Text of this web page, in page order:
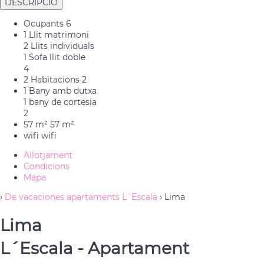
DESCRIPCIÓ
Ocupants 6
1 Llit matrimoni
2 Llits individuals
1 Sofa llit doble
4
2 Habitacions 2
1 Bany amb dutxa
1 bany de cortesia
2
57 m² 57 m²
wifi wifi
Allotjament
Condicions
Mapa
› De vacaciones apartaments L´Escala › Lima
Lima
L´Escala - Apartament